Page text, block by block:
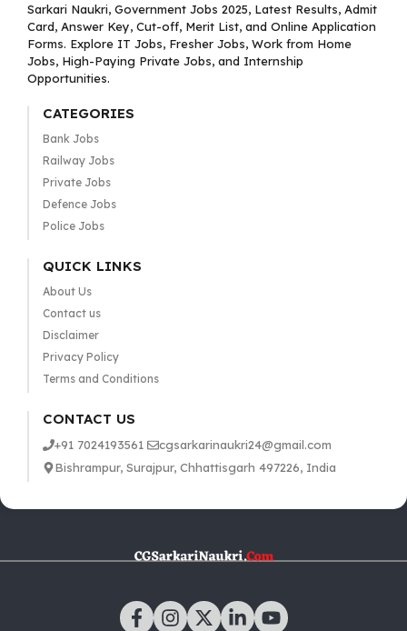
Sarkari Naukri, Government Jobs 2025, Latest Results, Admit
Card, Answer Key, Cut-off, Merit List, and Online Application
Forms. Explore IT Jobs, Fresher Jobs, Work from Home
Jobs, High-Paying Private Jobs, and Internship
Opportunities.
CATEGORIES
Bank Jobs
Railway Jobs
Private Jobs
Defence Jobs
Police Jobs
QUICK LINKS
About Us
Contact us
Disclaimer
Privacy Policy
Terms and Conditions
CONTACT US
+91 7024193561
cgsarkarinaukri24@gmail.com
Bishrampur, Surajpur, Chhattisgarh 497226, India